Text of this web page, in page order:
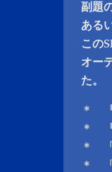
副題
ある
この
オー
た。
＊ 『
＊
＊
＊